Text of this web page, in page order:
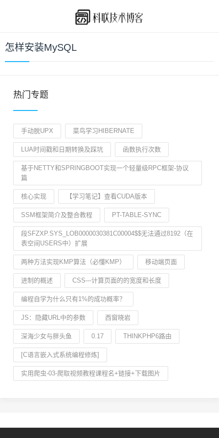
怎样安装MySQL
热门专题
手动脱UPX 菜鸟学习HIBERNATE
LUA时间戳和日期转换及踩坑 函数执行次数
基于NETTY和SPRINGBOOT实现一个轻量级RPC框架-协议
篇
核心实现 【学习笔记】查看CUDA版本
SSM框架简介及整合教程 PT-TABLE-SYNC
段SFZXP.SYS_LOB0000030381C00004$$无法通过8192（在
表空间USERS中）扩展
两种方法实现KMP算法（必懂KMP） 移动端页面
进制的概述 CSS---计算页面的的宽度和长度
编程自学为什么只有1%的成功概率？
JS：隐藏URL中的参数 西窗晓岩
深海少女与胖头鱼 0.17 THINKPHP6路由
[C语言嵌入式系统编程修炼]
实用爬虫-03-爬取视频教程课程名+链接+下载图片